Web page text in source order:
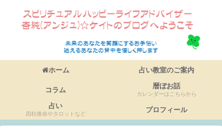
ホーム 占い教室のご案内
コラム 暦ぼお話
カレンダーはこちらから
占い
四柱推命やタロットなど プロフィール